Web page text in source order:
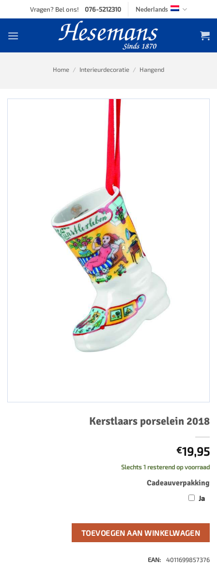
to
Vragen? Bel ons! 076-5212310 Nederlands
Home / Interieurdecoratie / Hangend
Kerstlaars porselein 2018
€19,95
Slechts 1 resterend op voorraad
Cadeauverpakking
Ja
TOEVOEGEN AAN WINKELWAGEN
EAN:
4011699857376